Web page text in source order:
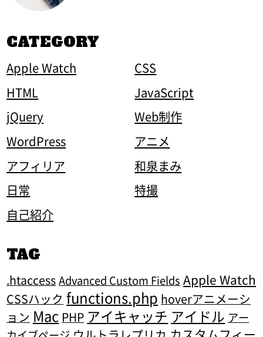
CATEGORY
Apple Watch
CSS
HTML
JavaScript
jQuery
Web制作
WordPress
アニメ
アフィリア
和泉まみ
日常
特撮
自己紹介
TAG
.htaccess Advanced Custom Fields Apple Watch
CSSハック functions.php hoverアニメーシ
ョン Mac PHP アイキャッチ アイドル アー